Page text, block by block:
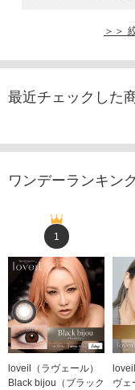
＞＞
最近チェックした
ワンデーランキン
1
loveil（ラヴェール）
Black bijou（ブラック
ヴェ